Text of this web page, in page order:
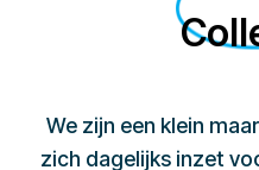
We zijn een klein
zich dagelijks inzet